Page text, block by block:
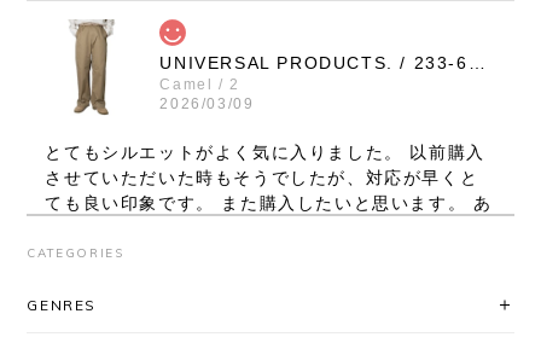
UNIVERSAL PRODUCTS. / 233-60506 NO TUCK WIDE CHINO TROUSERS (CAMEL)
Camel / 2
2026/03/09
とてもシルエットがよく気に入りました。 以前購入
させていただいた時もそうでしたが、対応が早くと
ても良い印象です。 また購入したいと思います。 あ
CATEGORIES
GENRES